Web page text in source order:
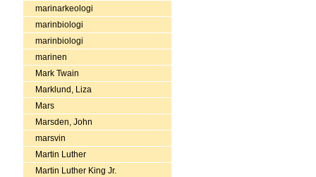
marinarkeologi
marinbiologi
marinbiologi
marinen
Mark Twain
Marklund, Liza
Mars
Marsden, John
marsvin
Martin Luther
Martin Luther King Jr.